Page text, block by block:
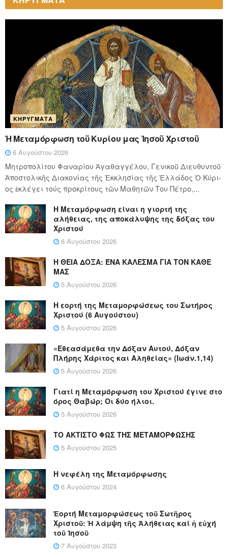
ΚΗΡΎΓΜΑΤΑ
Ἡ Μεταμόρφωση τοῦ Κυρίου μας Ἰησοῦ Χριστοῦ
6 Αυγούστου 2026
Μητροπολίτου Φαναρίου Ἀγαθαγγέλου, Γενικοῦ Διευθυντοῦ
Ἀποστολικῆς Διακονίας τῆς Ἐκκλησίας τῆς Ἑλλάδος Ὁ Κύ­ρι­
ος ἐκλέγει τούς προ­κρί­τους τῶν Μα­θη­τῶν Του Πέ­τρο,...
Η Μεταμόρφωση είναι η γιορτή της
αλήθειας, της αποκάλυψης της δόξας του
Χριστού
6 Αυγούστου 2026
Η ΘΕΙΑ ΔΟΞΑ: ΈΝΑ ΚΑΛΕΣΜΑ ΓΙΑ ΤΟΝ ΚΑΘΕ
ΜΑΣ
5 Αυγούστου 2026
Η εορτή της Μεταμορφώσεως του Σωτήρος
Χριστού (6 Αυγούστου)
5 Αυγούστου 2026
«Εθεασάμεθα την Δόξαν Αυτού, Δόξαν
Πλήρης Χάριτος και Αληθείας» (Ιωάν.1,14)
5 Αυγούστου 2026
Γιατί η Μεταμόρφωση του Χριστού έγινε στο
όρος Θαβώρ; Οι δύο ήλιοι.
5 Αυγούστου 2026
ΤΟ ΑΚΤΙΣΤΟ ΦΩΣ ΤΗΣ ΜΕΤΑΜΟΡΦΩΣΗΣ
5 Αυγούστου 2025
Η νεφέλη της Μεταμόρφωσης
6 Αυγούστου 2024
Ἑορτή Μεταμορφώσεως τοῦ Σωτῆρος
Χριστοῦ: Ἡ λάμψη τῆς Ἀλήθειας καί ἡ εὐχή
τοῦ Ἰησοῦ
7 Αυγούστου 2023